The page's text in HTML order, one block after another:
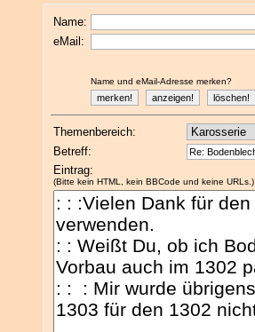
Name:
eMail:
Name und eMail-Adresse merken?
Themenbereich:
Betreff:
Eintrag:
(Bitte kein HTML, kein BBCode und keine URLs.)